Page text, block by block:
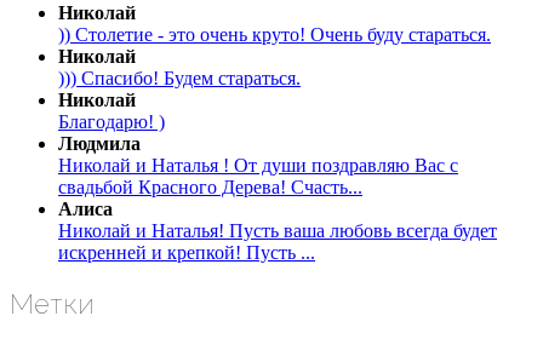
Николай
)) Столетие - это очень круто! Очень буду стараться.
Николай
))) Спасибо! Будем стараться.
Николай
Благодарю! )
Людмила
Николай и Наталья ! От души поздравляю Вас с
свадьбой Красного Дерева! Счасть...
Алиса
Николай и Наталья! Пусть ваша любовь всегда будет
искренней и крепкой! Пусть ...
Метки